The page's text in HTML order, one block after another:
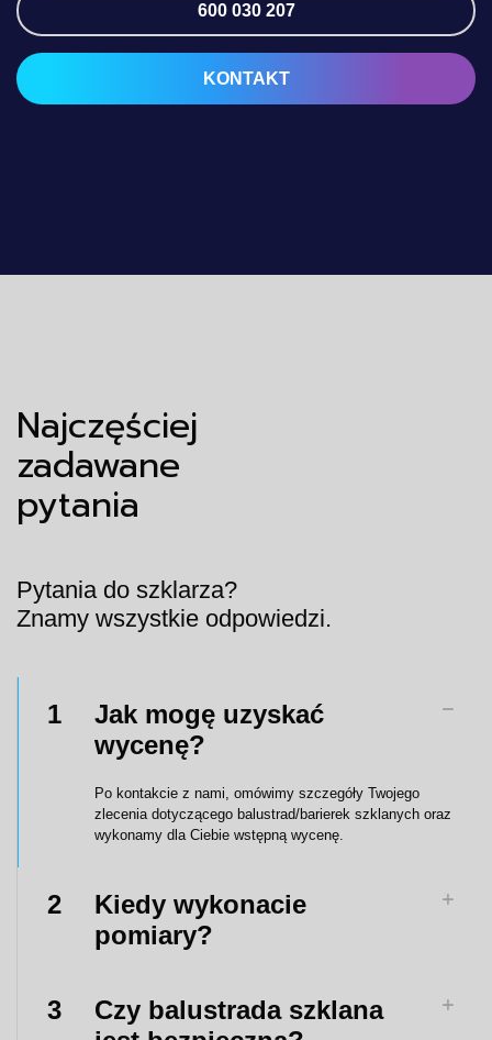
600 030 207
KONTAKT
Najczęściej
zadawane
pytania
Pytania do szklarza?
Znamy wszystkie odpowiedzi.
1
Jak mogę uzyskać
wycenę?
Po kontakcie z nami, omówimy szczegóły Twojego
zlecenia dotyczącego balustrad/barierek szklanych oraz
wykonamy dla Ciebie wstępną wycenę.
2
Kiedy wykonacie
pomiary?
3
Czy balustrada szklana